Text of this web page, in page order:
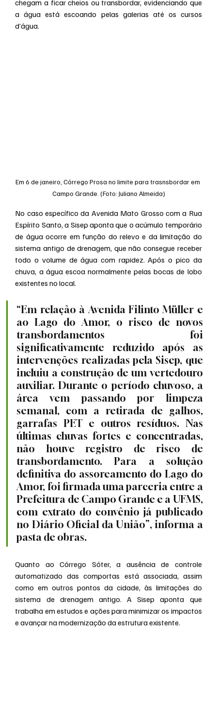
chegam a ficar cheios ou transbordar, evidenciando que
a água está escoando pelas galerias até os cursos
d’água.
Em 6 de janeiro, Córrego Prosa no limite para trasnsbordar em
Campo Grande. (Foto: Juliano Almeida)
No caso específico da Avenida Mato Grosso com a Rua
Espírito Santo, a Sisep aponta que o acúmulo temporário
de água ocorre em função do relevo e da limitação do
sistema antigo de drenagem, que não consegue receber
todo o volume de água com rapidez. Após o pico da
chuva, a água escoa normalmente pelas bocas de lobo
existentes no local.
“Em relação à Avenida Filinto Müller e
ao Lago do Amor, o risco de novos
transbordamentos foi
significativamente reduzido após as
intervenções realizadas pela Sisep, que
incluiu a construção de um vertedouro
auxiliar. Durante o período chuvoso, a
área vem passando por limpeza
semanal, com a retirada de galhos,
garrafas PET e outros resíduos. Nas
últimas chuvas fortes e concentradas,
não houve registro de risco de
transbordamento. Para a solução
definitiva do assoreamento do Lago do
Amor, foi firmada uma parceria entre a
Prefeitura de Campo Grande e a UFMS,
com extrato do convênio já publicado
no Diário Oficial da União”, informa a
pasta de obras.
Quanto ao Córrego Sóter, a ausência de controle
automatizado das comportas está associada, assim
como em outros pontos da cidade, às limitações do
sistema de drenagem antigo. A Sisep aponta que
trabalha em estudos e ações para minimizar os impactos
e avançar na modernização da estrutura existente.